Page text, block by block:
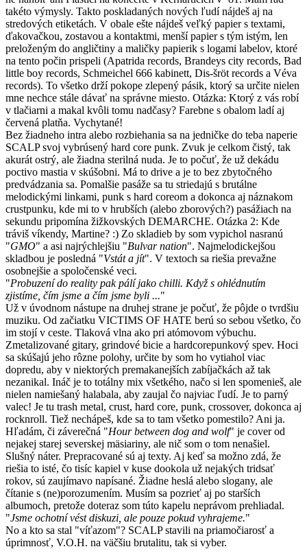
takéto výmysly. Takto poskladaných nových ľudí nájdeš aj na
stredových etiketách. V obale ešte nájdeš veľký papier s textami,
ďakovačkou, zostavou a kontaktmi, menší papier s tým istým, len
preloženým do angličtiny a maličky papierik s logami labelov, ktoré
na tento počin prispeli (Apatrida records, Brandeys city records, Bad
little boy records, Schmeichel 666 kabinett, Dis-šröt records a Véva
records). To všetko drží pokope zlepený pásik, ktorý sa určite nielen
mne nechce stále dávať na správne miesto. Otázka: Ktorý z vás robí
v tlačiarni a makal kvôli tomu nadčasy? Farebne s obalom ladí aj
červená platňa. Vychytané!
Bez žiadneho intra alebo rozbiehania sa na jedničke do teba naperie
SCALP svoj vybrúsený hard core punk. Zvuk je celkom čistý, tak
akurát ostrý, ale žiadna sterilná nuda. Je to počuť, že už dekádu
poctivo mastia v skúšobni. Má to drive a je to bez zbytočného
predvádzania sa. Pomalšie pasáže sa tu striedajú s brutálne
melodickými linkami, punk s hard coreom a dokonca aj náznakom
crustpunku, kde mi to v hrubších (alebo zborových?) pasážiach na
sekundu pripomína žižkovských DEMARCHE. Otázka 2: Kde
tráviš víkendy, Martine? :) Zo skladieb by som vypichol nasranú
"GMO" a asi najrýchlejšiu "Bulvar nation". Najmelodickejšou
skladbou je posledná "Vstát a jít". V textoch sa riešia prevažne
osobnejšie a spoločenské veci.
"Probuzení do reality pak pálí jako chilli. Když s ohlédnutím
zjistíme, čím jsme a čím jsme byli ..."
Už v úvodnom nástupe na druhej strane je počuť, že pôjde o tvrdšiu
muziku. Od začiatku VICTIMS OF HATE berú so sebou všetko, čo
im stojí v ceste. Tlaková vlna ako pri atómovom výbuchu.
Zmetalizované gitary, grindové bicie a hardcorepunkový spev. Hoci
sa skúšajú jeho rôzne polohy, určite by som ho vytiahol viac
dopredu, aby v niektorých premakanejších zabíjačkách až tak
nezanikal. Ináč je to totálny mix všetkého, načo si len spomenieš, ale
nielen namiešaný halabala, aby zaujal čo najviac ľudí. Je to parný
valec! Je tu trash metal, crust, hard core, punk, crossover, dokonca aj
rocknroll. Tiež nechápeš, kde sa to tam všetko pomestilo? Ani ja.
Hľadám, či záverečná "Hour between dog and wolf" je cover od
nejakej starej severskej mäsiariny, ale nič som o tom nenašiel.
Slušný náter. Prepracované sú aj texty. Aj keď sa možno zdá, že
riešia to isté, čo tisíc kapiel v kuse dookola už nejakých tridsať
rokov, sú zaujímavo napísané. Žiadne heslá alebo slogany, ale
čítanie s (ne)porozumením. Musím sa pozrieť aj po starších
albumoch, pretože doteraz som túto kapelu neprávom prehliadal.
"Jsme ochotní vést diskuzi, ale pouze pokud vyhrajeme."
No a kto sa stal "víťazom"? SCALP stavili na priamočiarosť a
úprimnosť, V.O.H. na väčšiu brutalitu, tak si vyber.